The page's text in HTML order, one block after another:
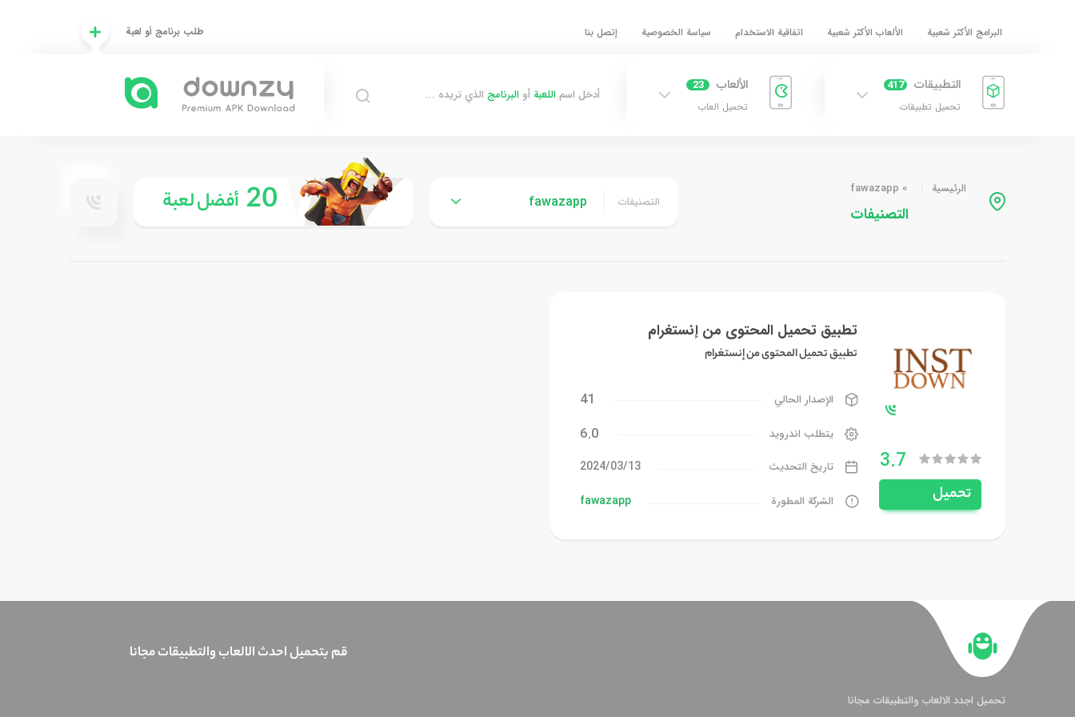
البرامج الأكثر شعبية الألعاب الأكثر شعبية اتفاقية الاستخدام سياسة الخصوصية إتصل بنا طلب برنامج أو لعبة
التطبيقات 417
تحميل تطبيقات
الألعاب 23
تحميل العاب
أدخل اسم اللعبة أو البرنامج الذي تريده ...
الرئيسية »
fawazapp
التصنيفات
التصنيفات fawazapp
20 أفضل لعبة
3.7
تحميل
تطبيق تحميل المحتوى من إنستغرام
تطبيق تحميل المحتوى من إنستغرام
الإصدار الحالي 41
يتطلب اندرويد 6.0
تاريخ التحديث 13‏/03‏/2024
الشركة المطورة fawazapp
قم بتحميل احدث الالعاب والتطبيقات مجانا
تحميل اجدد الالعاب والتطبيقات مجانا